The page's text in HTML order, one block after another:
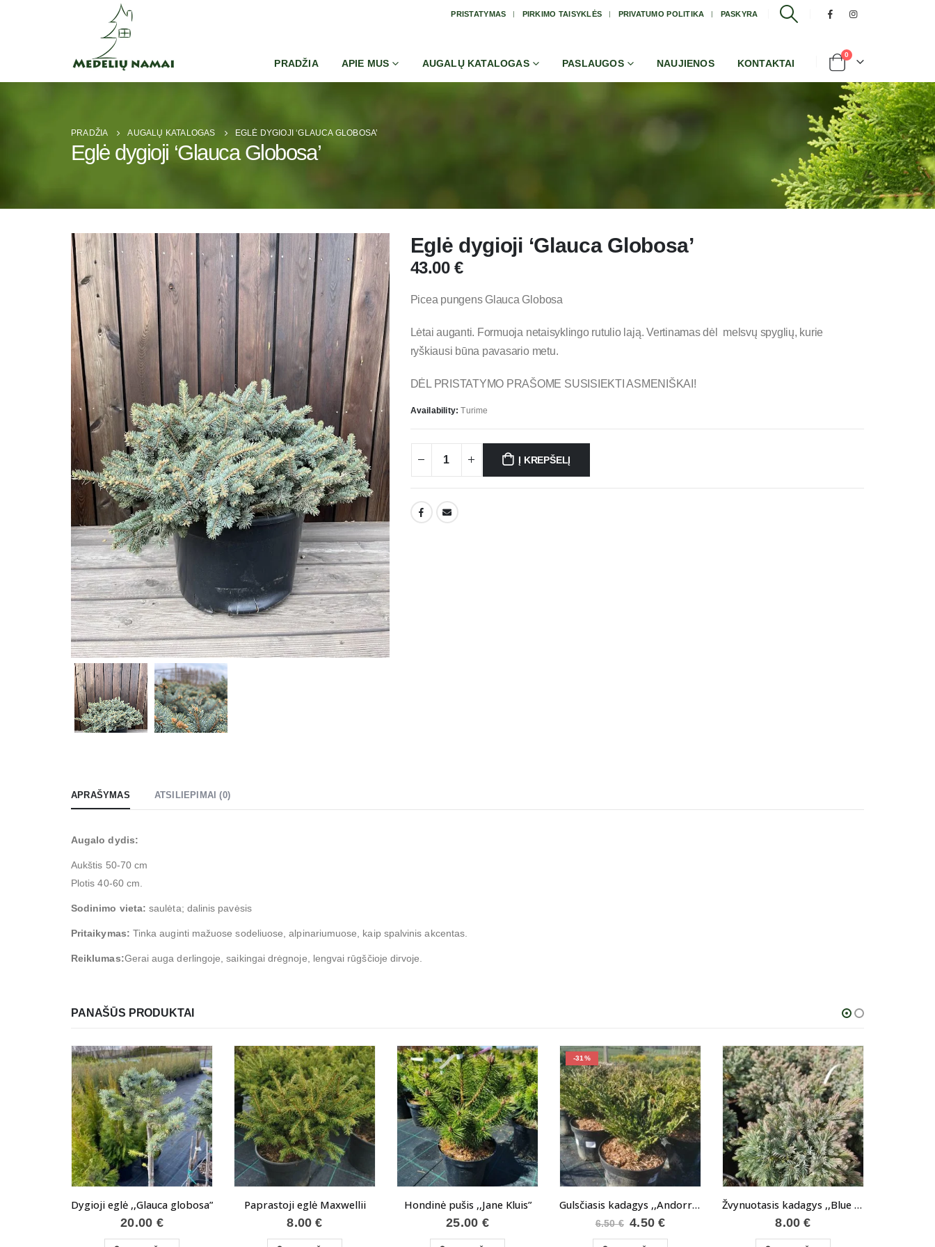
PRISTATYMAS PIRKIMO TAISYKLĖS PRIVATUMO POLITIKA PASKYRA
PRADŽIA APIE MUS AUGALŲ KATALOGAS PASLAUGOS NAUJIENOS KONTAKTAI
0
PRADŽIA AUGALŲ KATALOGAS EGLĖ DYGIOJI ‘GLAUCA GLOBOSA’
Eglė dygioji ‘Glauca Globosa’
Eglė dygioji ‘Glauca Globosa’
43.00 €
Picea pungens Glauca Globosa
Lėtai auganti. Formuoja netaisyklingo rutulio lają. Vertinamas dėl melsvų spyglių, kurie
ryškiausi būna pavasario metu.
DĖL PRISTATYMO PRAŠOME SUSISIEKTI ASMENIŠKAI!
Availability:Turime
Į KREPŠELĮ
APRAŠYMAS ATSILIEPIMAI (0)
Augalo dydis:
Aukštis 50-70 cm
Plotis 40-60 cm.
Sodinimo vieta:saulėta; dalinis pavėsis
Pritaikymas: Tinka auginti mažuose sodeliuose, alpinariumuose, kaip spalvinis akcentas.
Reiklumas:Gerai auga derlingoje, saikingai drėgnoje, lengvai rūgščioje dirvoje.
PANAŠŪS PRODUKTAI
Dygioji eglė ,,Glauca globosa”
20.00 €
Paprastoji eglė Maxwellii
8.00€
Hondinė pušis ,,Jane Kluis”
25.00 €
-31%
Gulsčiasis kadagys ,,Andorra Variegata“
6.50€ Original
4.50€Current
Žvynuotasis kadagys ,,Blue Star“
8.00€